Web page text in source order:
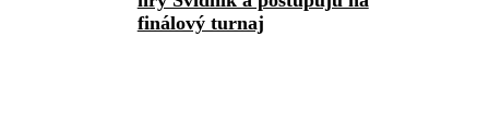
finálový turnaj